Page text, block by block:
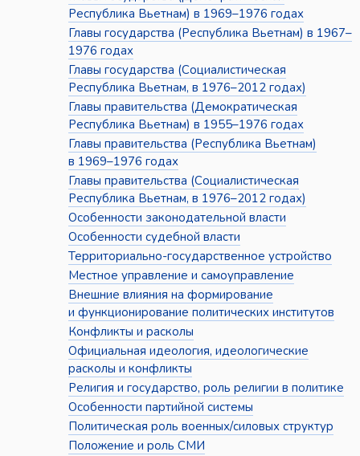
Республика Вьетнам) в 1969–1976 годах
Главы государства (Республика Вьетнам) в 1967–
1976 годах
Главы государства (Социалистическая
Республика Вьетнам, в 1976–2012 годах)
Главы правительства (Демократическая
Республика Вьетнам) в 1955–1976 годах
Главы правительства (Республика Вьетнам)
в 1969–1976 годах
Главы правительства (Социалистическая
Республика Вьетнам, в 1976–2012 годах)
Особенности законодательной власти
Особенности судебной власти
Территориально-государственное устройство
Местное управление и самоуправление
Внешние влияния на формирование
и функционирование политических институтов
Конфликты и расколы
Официальная идеология, идеологические
расколы и конфликты
Религия и государство, роль религии в политике
Особенности партийной системы
Политическая роль военных/силовых структур
Положение и роль СМИ